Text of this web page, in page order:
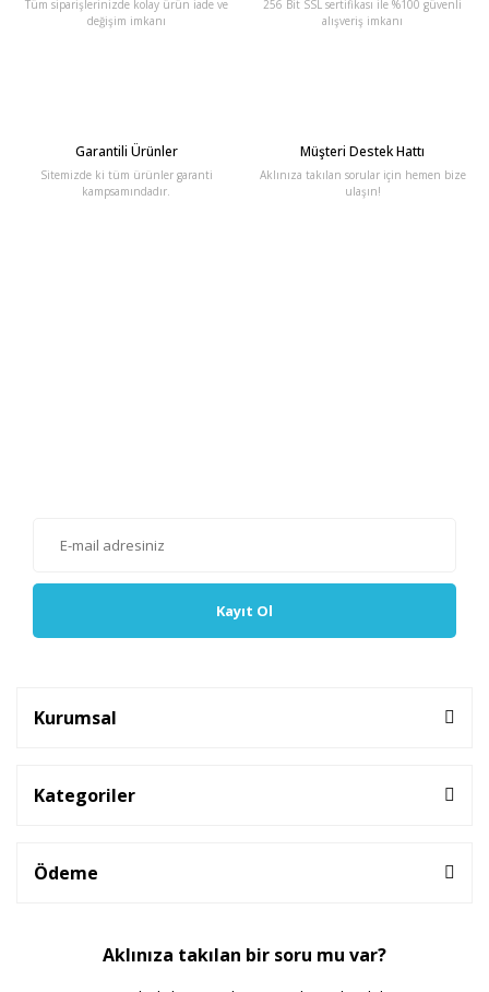
Tüm siparişlerinizde kolay ürün iade ve
değişim imkanı
256 Bit SSL sertifikası ile %100 güvenli
alışveriş imkanı
Garantili Ürünler
Sitemizde ki tüm ürünler garanti
kampsamındadır.
Müşteri Destek Hattı
Aklınıza takılan sorular için hemen bize
ulaşın!
Kayıt Ol
Kurumsal
Kategoriler
Ödeme
Aklınıza takılan bir soru mu var?